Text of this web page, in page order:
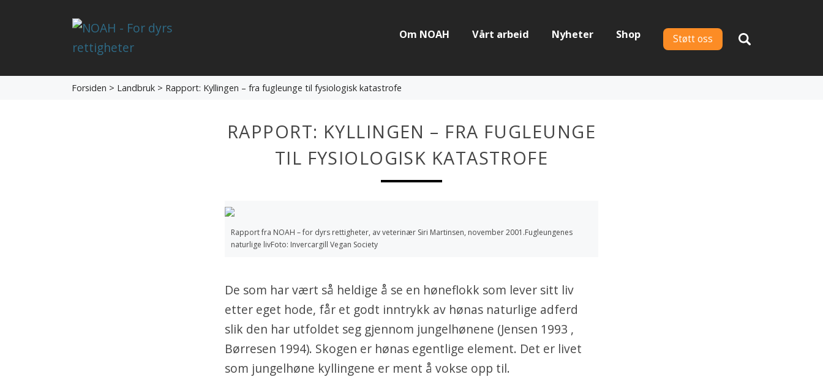
Støtt oss
Om NOAH Vårt arbeid Nyheter Shop
Forsiden > Landbruk > Rapport: Kyllingen – fra fugleunge til fysiologisk katastrofe
RAPPORT: KYLLINGEN – FRA FUGLEUNGE
TIL FYSIOLOGISK KATASTROFE
Rapport fra NOAH – for dyrs rettigheter, av veterinær Siri Martinsen, november 2001.Fugleungenes
naturlige livFoto: Invercargill Vegan Society
De som har vært så heldige å se en høneflokk som lever sitt liv
etter eget hode, får et godt inntrykk av hønas naturlige adferd
slik den har utfoldet seg gjennom jungelhønene (Jensen 1993 ,
Børresen 1994). Skogen er hønas egentlige element. Det er livet
som jungelhøne kyllingene er ment å vokse opp til.